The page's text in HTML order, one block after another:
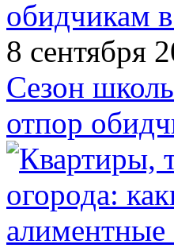
8 сентября
Сезон
отпор